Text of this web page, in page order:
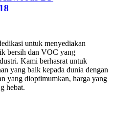
untuk menyediakan
bersih dan VOC yang
Kami berhasrat untuk
yang baik kepada dunia dengan
yang dioptimumkan, harga yang
hebat.